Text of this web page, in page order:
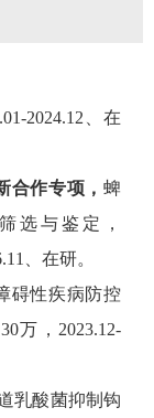
2024.12、在
合作专项， 蜱
选与鉴定，
、在研。
碍性疾病防控
万，2023.12-
乳酸菌抑制钩